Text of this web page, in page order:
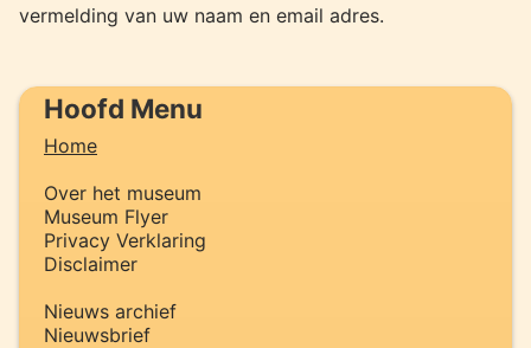
Hoofd Menu
Home
Over het museum
Museum Flyer
Privacy Verklaring
Disclaimer
Nieuws archief
Nieuwsbrief
vermelding van uw naam en email adres.